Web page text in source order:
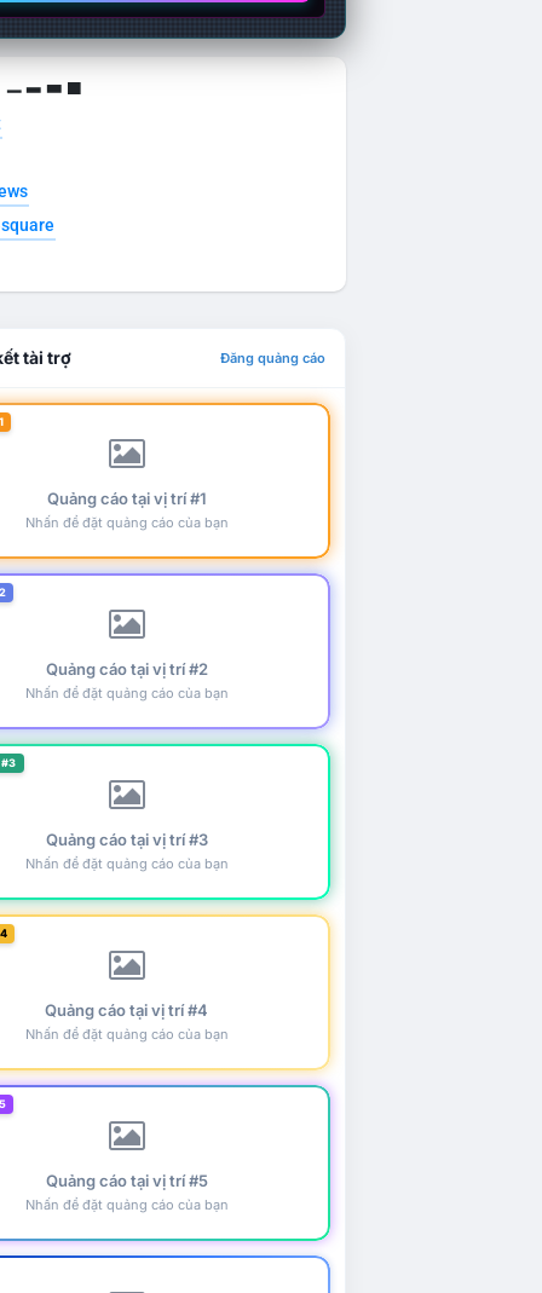
▁ ▂ ▃ ▄
tài trợ Đăng quảng cáo
Quảng cáo tại vị trí #1
Nhấn để đặt quảng cáo của bạn
Quảng cáo tại vị trí #2
Nhấn để đặt quảng cáo của bạn
Quảng cáo tại vị trí #3
Nhấn để đặt quảng cáo của bạn
Quảng cáo tại vị trí #4
Nhấn để đặt quảng cáo của bạn
Quảng cáo tại vị trí #5
Nhấn để đặt quảng cáo của bạn